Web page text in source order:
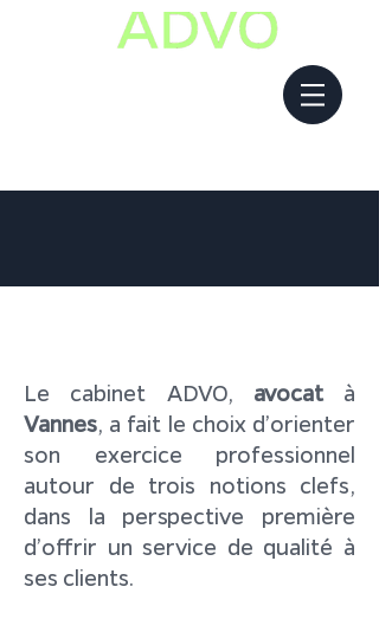
Le cabinet ADVO, avocatà
Vannes, a fait le choix d’orienter
son exercice professionnel
autour de trois notions clefs,
dans la perspective première
d’offrir un service de qualité à
ses clients.